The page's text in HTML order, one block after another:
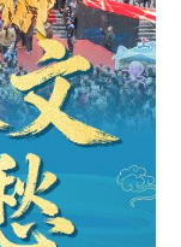
黔东南